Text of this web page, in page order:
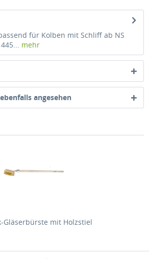
für Kolben mit Schliff ab NS
mehr
angesehen
Gläserbürste mit Holzstiel